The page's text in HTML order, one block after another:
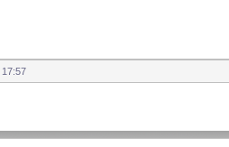
17:57